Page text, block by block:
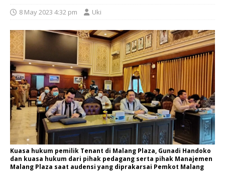
8 May 2023 4:32 pm Uki
Kuasa hukum pemilik Tenant di Malang Plaza, Gunadi Handoko
dan kuasa hukum dari pihak pedagang serta pihak Manajemen
Malang Plaza saat audensi yang diprakarsai Pemkot Malang